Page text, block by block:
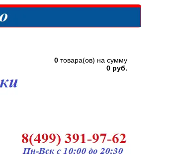
0 товара(ов) на сумму
0 руб.